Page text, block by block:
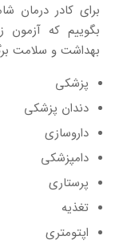
برای کادر درمان
بهداشت و سلامت
پزشکی
دندان پزشکی
داروسازی
دامپزشکی
پرستاری
تغذیه
اپتومتری